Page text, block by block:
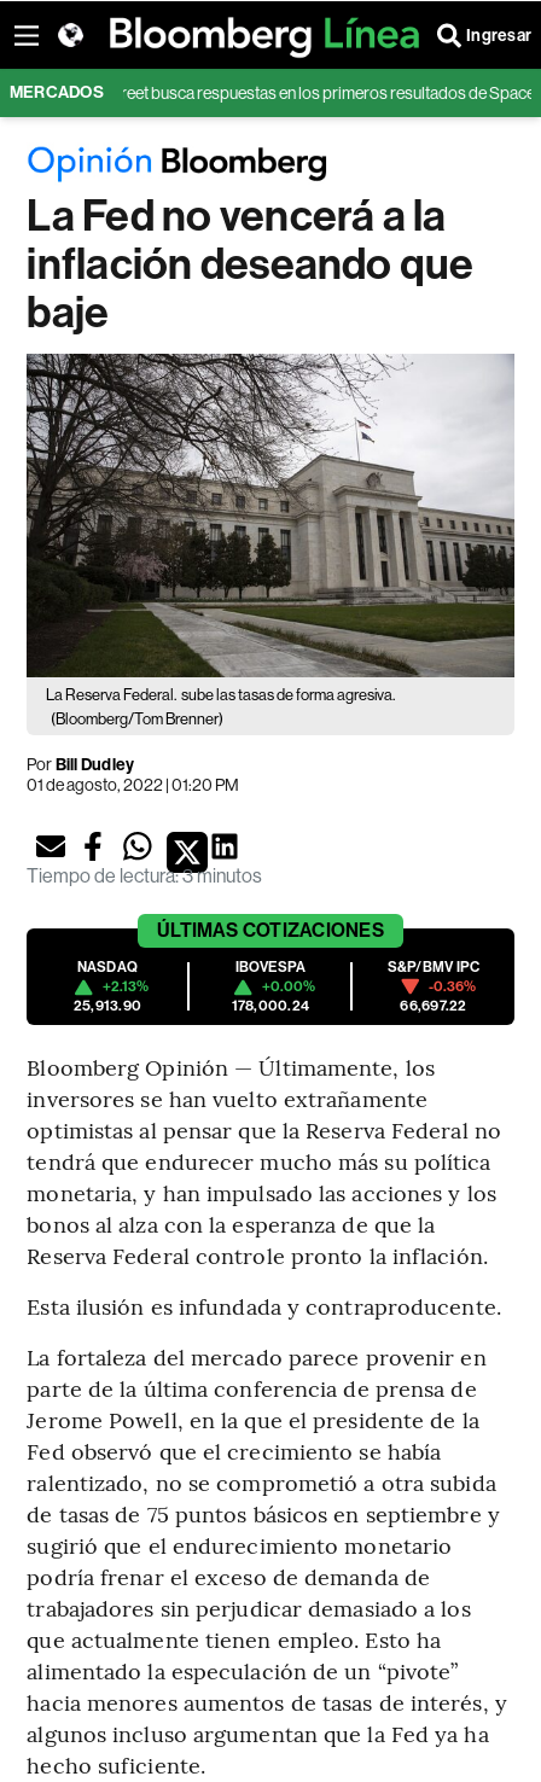
Ingresar
MERCADOS
Wall Street busca respuestas en los primeros resultados de SpaceX
La Fed no vencerá a la
inflación deseando que
baje
La Reserva Federal. sube las tasas de forma agresiva.
(Bloomberg/Tom Brenner)
PorBill Dudley
01 de agosto, 2022 | 01:20 PM
Tiempo de lectura:3 minutos
ÚLTIMAS COTIZACIONES
NASDAQ
+2.13%
25,913.90
IBOVESPA
+0.00%
178,000.24
S&P/BMV IPC
-0.36%
66,697.22
Bloomberg Opinión — Últimamente, los
inversores se han vuelto extrañamente
optimistas al pensar que la Reserva Federal no
tendrá que endurecer mucho más su política
monetaria, y han impulsado las acciones y los
bonos al alza con la esperanza de que la
Reserva Federal controle pronto la inflación.
Esta ilusión es infundada y contraproducente.
La fortaleza del mercado parece provenir en
parte de la última conferencia de prensa de
Jerome Powell, en la que el presidente de la
Fed observó que el crecimiento se había
ralentizado, no se comprometió a otra subida
de tasas de 75 puntos básicos en septiembre y
sugirió que el endurecimiento monetario
podría frenar el exceso de demanda de
trabajadores sin perjudicar demasiado a los
que actualmente tienen empleo. Esto ha
alimentado la especulación de un “pivote”
hacia menores aumentos de tasas de interés, y
algunos incluso argumentan que la Fed ya ha
hecho suficiente.